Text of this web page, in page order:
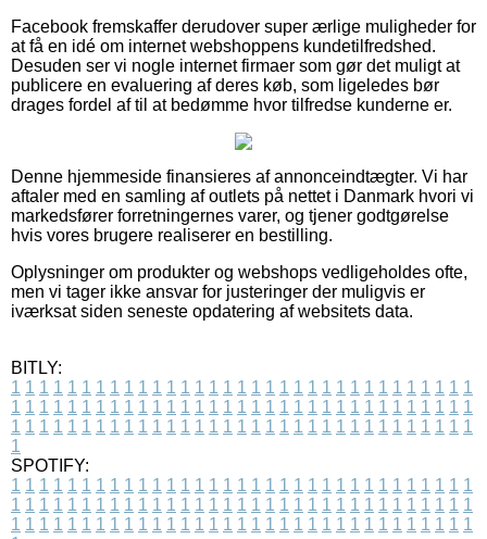
Facebook fremskaffer derudover super ærlige muligheder for
at få en idé om internet webshoppens kundetilfredshed.
Desuden ser vi nogle internet firmaer som gør det muligt at
publicere en evaluering af deres køb, som ligeledes bør
drages fordel af til at bedømme hvor tilfredse kunderne er.
Denne hjemmeside finansieres af annonceindtægter. Vi har
aftaler med en samling af outlets på nettet i Danmark hvori vi
markedsfører forretningernes varer, og tjener godtgørelse
hvis vores brugere realiserer en bestilling.
Oplysninger om produkter og webshops vedligeholdes ofte,
men vi tager ikke ansvar for justeringer der muligvis er
iværksat siden seneste opdatering af websitets data.
BITLY:
1 1 1 1 1 1 1 1 1 1 1 1 1 1 1 1 1 1 1 1 1 1 1 1 1 1 1 1 1 1 1 1 1
1 1 1 1 1 1 1 1 1 1 1 1 1 1 1 1 1 1 1 1 1 1 1 1 1 1 1 1 1 1 1 1 1
1 1 1 1 1 1 1 1 1 1 1 1 1 1 1 1 1 1 1 1 1 1 1 1 1 1 1 1 1 1 1 1 1
1
SPOTIFY:
1 1 1 1 1 1 1 1 1 1 1 1 1 1 1 1 1 1 1 1 1 1 1 1 1 1 1 1 1 1 1 1 1
1 1 1 1 1 1 1 1 1 1 1 1 1 1 1 1 1 1 1 1 1 1 1 1 1 1 1 1 1 1 1 1 1
1 1 1 1 1 1 1 1 1 1 1 1 1 1 1 1 1 1 1 1 1 1 1 1 1 1 1 1 1 1 1 1 1